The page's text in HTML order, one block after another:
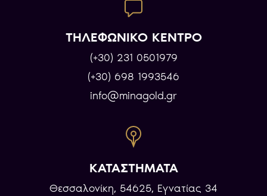
ΤΗΛΕΦΩΝΙΚΟ ΚΕΝΤΡΟ
(+30) 231 0501979
(+30) 698 1993546
info@minagold.gr
ΚΑΤΑΣΤΗΜΑΤΑ
Θεσσαλονίκη, 54625, Εγνατίας 34